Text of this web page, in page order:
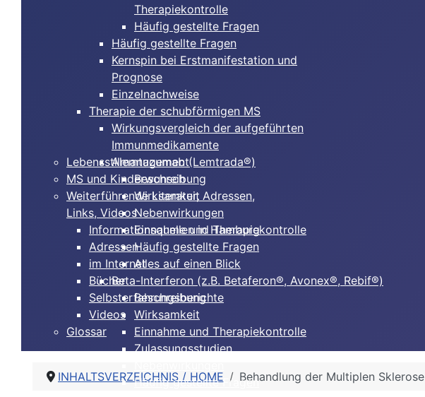
Therapiekontrolle
Häufig gestellte Fragen
Häufig gestellte Fragen
Kernspin bei Erstmanifestation und
Prognose
Einzelnachweise
Therapie der schubförmigen MS
Wirkungsvergleich der aufgeführten
Immunmedikamente
Alemtuzumab (Lemtrada®)
Beschreibung
Wirksamkeit
Nebenwirkungen
Einnahme und Therapiekontrolle
Häufig gestellte Fragen
Alles auf einen Blick
Beta-Interferon (z.B. Betaferon®, Avonex®, Rebif®)
Beschreibung
Wirksamkeit
Einnahme und Therapiekontrolle
Zulassungsstudien
Häufig gestellte Fragen
Lebensstilmanagement
MS und Kinderwunsch
Weiterführende Literatur, Adressen,
Links, Videos
Informationsquellen in Hamburg
Adressen
im Internet
Bücher
Selbsterfahrungsberichte
Videos
Glossar
INHALTSVERZEICHNIS / HOME Behandlung der Multiplen Sklerose